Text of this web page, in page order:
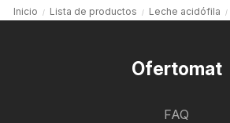
Inicio Lista de productos Leche acidófila
Ofertomat
FAQ